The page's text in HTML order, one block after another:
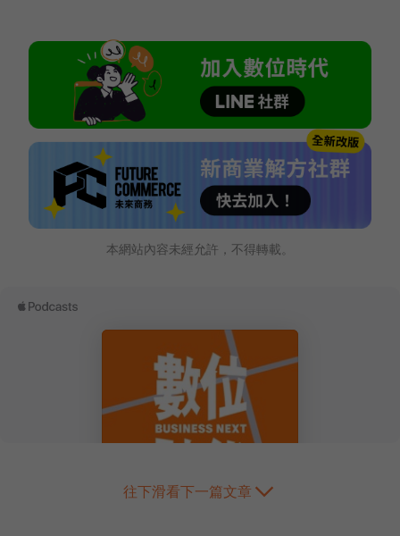
本網站內容未經允許，不得轉載。
往下滑看下一篇文章